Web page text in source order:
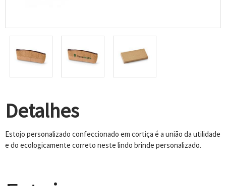
Detalhes
Estojo personalizado confeccionado em cortiça é a união da utilidade
e do ecologicamente correto neste lindo brinde personalizado.